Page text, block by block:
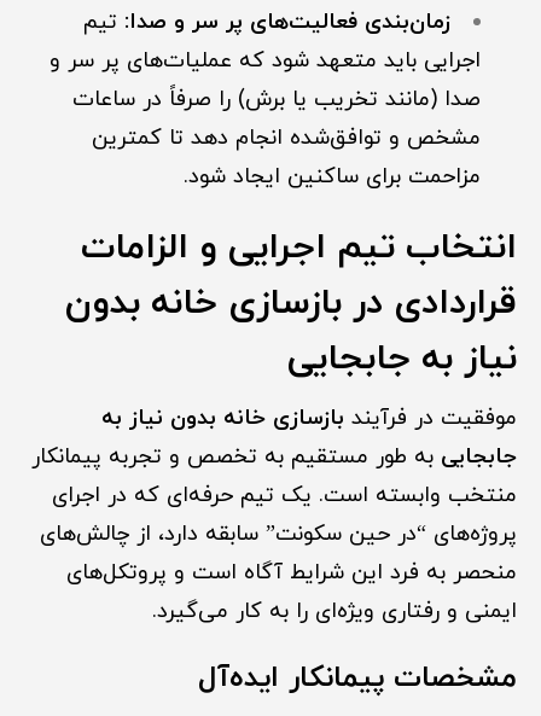
زمان‌بندی فعالیت‌های پر سر و صدا: تیم
اجرایی باید متعهد شود که عملیات‌های پر سر و
صدا (مانند تخریب یا برش) را صرفاً در ساعات
مشخص و توافق‌شده انجام دهد تا کمترین
مزاحمت برای ساکنین ایجاد شود.
انتخاب تیم اجرایی و الزامات
قراردادی در بازسازی خانه بدون
نیاز به جابجایی
موفقیت در فرآیند بازسازی خانه بدون نیاز به
جابجایی به طور مستقیم به تخصص و تجربه پیمانکار
منتخب وابسته است. یک تیم حرفه‌ای که در اجرای
پروژه‌های “در حین سکونت” سابقه دارد، از چالش‌های
منحصر به فرد این شرایط آگاه است و پروتکل‌های
ایمنی و رفتاری ویژه‌ای را به کار می‌گیرد.
مشخصات پیمانکار ایده‌آل